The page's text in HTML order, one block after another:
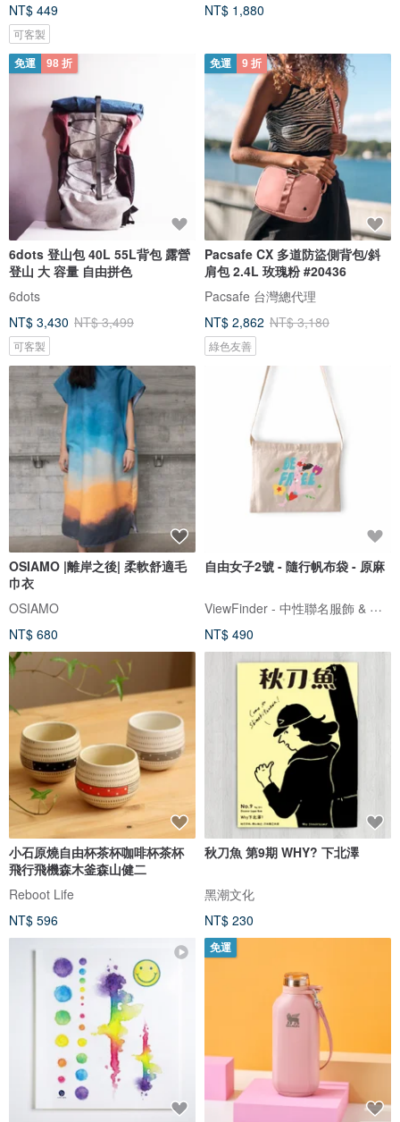
NT$ 449
可客製
NT$ 1,880
免運 98 折
6dots 登山包 40L 55L背包 露營
登山 大 容量 自由拼色
6dots
NT$ 3,430 NT$ 3,499
可客製
免運 9 折
Pacsafe CX 多道防盜側背包/斜
肩包 2.4L 玫瑰粉 #20436
Pacsafe 台灣總代理
NT$ 2,862 NT$ 3,180
綠色友善
OSIAMO |離岸之後| 柔軟舒適毛
巾衣
OSIAMO
NT$ 680
自由女子2號 - 隨行帆布袋 - 原麻
ViewFinder - 中性聯名服飾 & 圖像授權周邊
NT$ 490
小石原燒自由杯茶杯咖啡杯茶杯
飛行飛機森木釜森山健二
Reboot Life
NT$ 596
秋刀魚 第9期 WHY? 下北澤
黑潮文化
NT$ 230
免運